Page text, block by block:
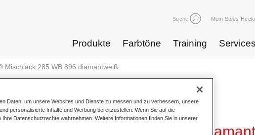
Suche Mein Spies
Produkte Farbtöne Training Services
Mischlack 285 WB 896 diamantweiß
Mischlack 285 WB 896
Daten, um unsere Websites und Dienste zu messen und zu verbessern, unsere
personalisierte Inhalte und Werbung bereitzustellen. Wenn Sie auf die
Datenschutzrechte wahrnehmen. Weitere Informationen finden Sie in unserer